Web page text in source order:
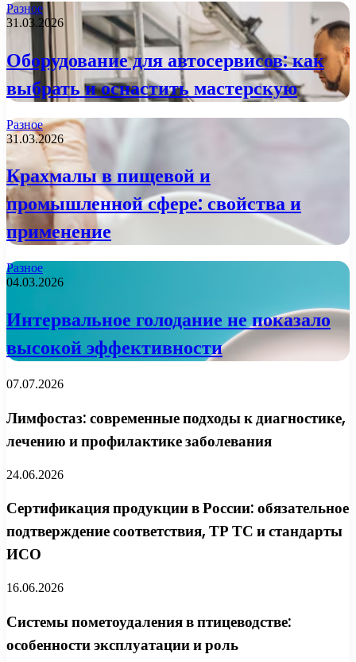
Разное
31.03.2026
Оборудование для автосервисов: как
выбрать и оснастить мастерскую
Разное
31.03.2026
Крахмалы в пищевой и
промышленной сфере: свойства и
применение
Разное
04.03.2026
Интервальное голодание не показало
высокой эффективности
07.07.2026
Лимфостаз: современные подходы к диагностике,
лечению и профилактике заболевания
24.06.2026
Сертификация продукции в России: обязательное
подтверждение соответствия, ТР ТС и стандарты
ИСО
16.06.2026
Системы пометоудаления в птицеводстве:
особенности эксплуатации и роль